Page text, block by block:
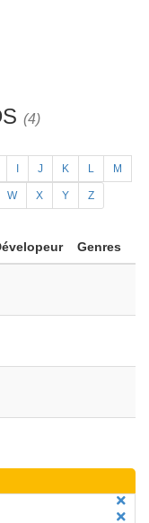
(4)
J K L M
W X Y Z
Genres